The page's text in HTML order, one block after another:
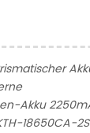
Akku
18650CA-